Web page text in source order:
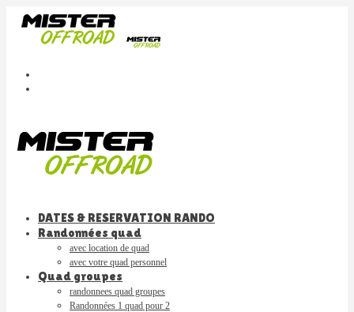
DATES & RESERVATION RANDO
Randonnées quad
avec location de quad
avec votre quad personnel
Quad groupes
randonnees quad groupes
Randonnées 1 quad pour 2